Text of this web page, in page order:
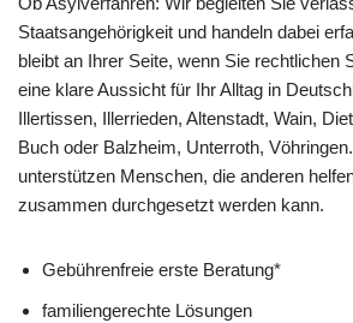
Staatsangehörigkeit und handeln dabei
bleibt an Ihrer Seite, wenn Sie rechtlichen
eine klare Aussicht für Ihr Alltag in
Illertissen, Illerrieden, Altenstadt, Wain,
Buch oder Balzheim, Unterroth,
unterstützen Menschen, die anderen
zusammen durchgesetzt werden kann.
Gebührenfreie erste Beratung*
familiengerechte Lösungen